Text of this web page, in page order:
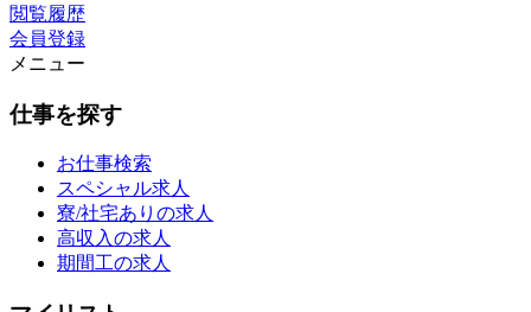
閲覧履歴
会員登録
メニュー
仕事を探す
お仕事検索
スペシャル求人
寮/社宅ありの求人
高収入の求人
期間工の求人